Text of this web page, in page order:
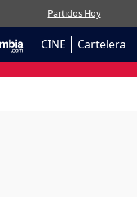
Partidos Hoy
CINE Cartelera